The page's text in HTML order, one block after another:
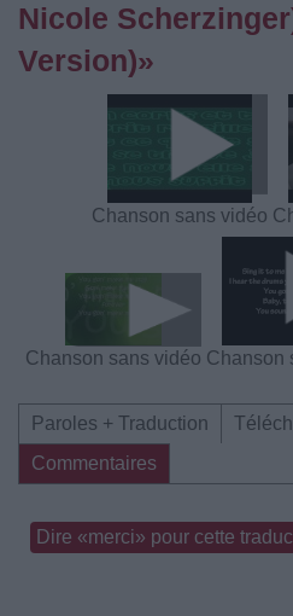
Nicole
Version)»
Chanson sans vidéo
Chanson sans vidéo Chanson
Paroles + Traduction
Commentaires
Dire «merci» pour cette